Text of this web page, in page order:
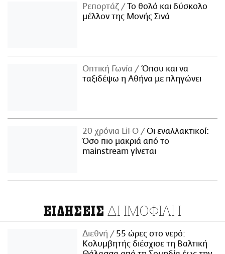
Ρεπορτάζ
Το θολό και δύσκολο
μέλλον της Μονής Σινά
Οπτική Γωνία
Όπου και να
ταξιδέψω η Αθήνα με πληγώνει
20 χρόνια LiFO
Οι εναλλακτικοί:
Όσο πιο μακριά από το
mainstream γίνεται
ΕΙΔΗΣΕΙΣ ΔΗΜΟΦΙΛΗ
Διεθνή
55 ώρες στο νερό:
Κολυμβητής διέσχισε τη Βαλτική